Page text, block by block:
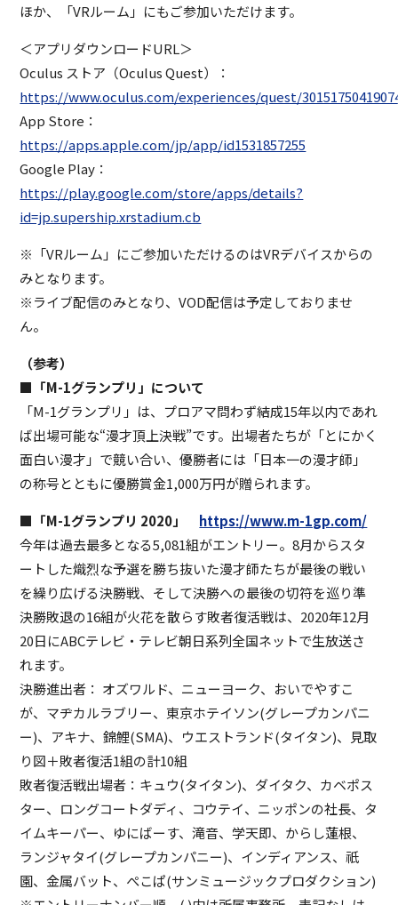
ほか、「VRルーム」にもご参加いただけます。
＜アプリダウンロードURL＞
Oculus ストア（Oculus Quest）：
https://www.oculus.com/experiences/quest/
App Store：
https://apps.apple.com/jp/app/id1531857255
Google Play：
https://play.google.com/store/apps/details?
id=jp.supership.xrstadium.cb
※「VRルーム」にご参加いただけるのはVRデバイスからの
みとなります。
※ライブ配信のみとなり、VOD配信は予定しておりませ
ん。
（参考）
■「M-1グランプリ」について
「M-1グランプリ」は、プロアマ問わず結成15年以内であれ
ば出場可能な“漫才頂上決戦”です。出場者たちが「とにかく
面白い漫才」で競い合い、優勝者には「日本一の漫才師」
の称号とともに優勝賞金1,000万円が贈られます。
■「M-1グランプリ 2020」 https://www.m-1gp.com/
今年は過去最多となる5,081組がエントリー。8月からスタ
ートした熾烈な予選を勝ち抜いた漫才師たちが最後の戦い
を繰り広げる決勝戦、そして決勝への最後の切符を巡り準
決勝敗退の16組が火花を散らす敗者復活戦は、2020年12月
20日にABCテレビ・テレビ朝日系列全国ネットで生放送さ
れます。
決勝進出者： オズワルド、ニューヨーク、おいでやすこ
が、マヂカルラブリー、東京ホテイソン(グレープカンパニ
ー)、アキナ、錦鯉(SMA)、ウエストランド(タイタン)、見取
り図＋敗者復活1組の計10組
敗者復活戦出場者：キュウ(タイタン)、ダイタク、カベポス
ター、ロングコートダディ、コウテイ、ニッポンの社長、タ
イムキーパー、ゆにばーす、滝音、学天即、からし蓮根、
ランジャタイ(グレープカンパニー)、インディアンス、祇
園、金属バット、ぺこぱ(サンミュージックプロダクション)